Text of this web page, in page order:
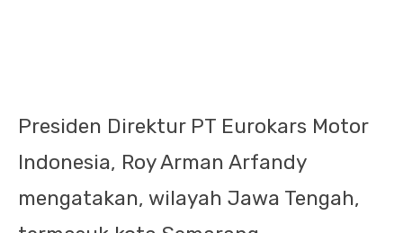
Presiden Direktur PT Eurokars Motor
Indonesia, Roy Arman Arfandy
mengatakan, wilayah Jawa Tengah,